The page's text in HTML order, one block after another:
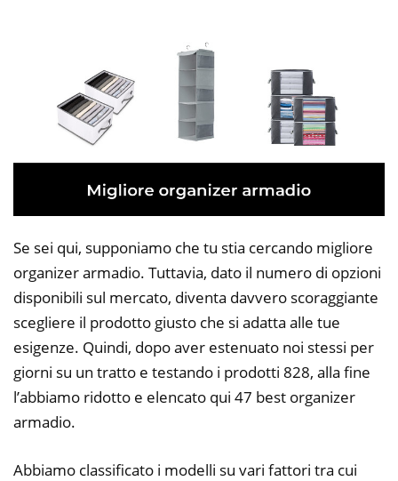
Se sei qui, supponiamo che tu stia cercando migliore
organizer armadio. Tuttavia, dato il numero di opzioni
disponibili sul mercato, diventa davvero scoraggiante
scegliere il prodotto giusto che si adatta alle tue
esigenze. Quindi, dopo aver estenuato noi stessi per
giorni su un tratto e testando i prodotti 828, alla fine
l’abbiamo ridotto e elencato qui 47 best organizer
armadio.
Abbiamo classificato i modelli su vari fattori tra cui